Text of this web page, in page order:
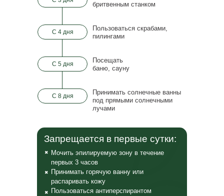
С 5 дня
С 4 дня
С 8 дня
бритвенным станком
Пользоваться скрабами,
пилингами
Принимать солнечные ванны
под прямыми солнечными
лучами
Посещать
баню, сауну
Мочить эпилируемую зону в течение
первых 3 часов
Принимать горячую ванну или
распаривать кожу
Пользоваться антиперспирантом
✖
✖
✖
Запрещается в первые сутки: